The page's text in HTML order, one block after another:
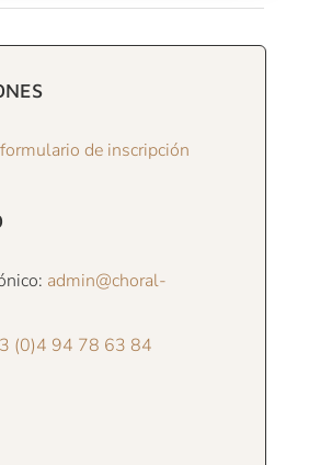
de inscripción
admin@choral-
(0)4 94 78 63 84